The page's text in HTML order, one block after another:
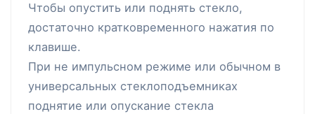
Чтобы опустить или поднять стекло,
достаточно кратковременного нажатия по
клавише.
При не импульсном режиме или обычном в
универсальных стеклоподъемниках
поднятие или опускание стекла